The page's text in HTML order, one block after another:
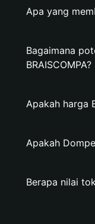
Apa yang
Bagaimana
BRAISCOMPA?
Apakah harga
Apakah
Berapa nilai